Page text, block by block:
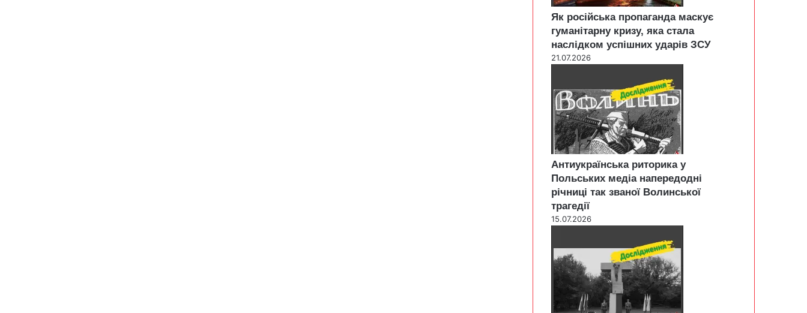
Як російська пропаганда маскує
гуманітарну кризу, яка стала
наслідком успішних ударів ЗСУ
21.07.2026
Антиукраїнська риторика у
Польських медіа напередодні
річниці так званої Волинської
трагедії
15.07.2026